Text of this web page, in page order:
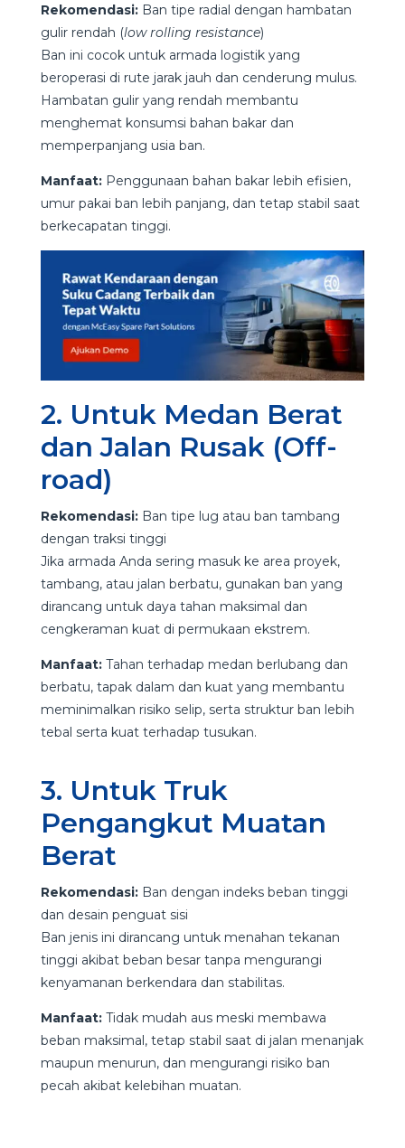
Rekomendasi:Ban tipe radial dengan hambatan
gulir rendah (low rolling resistance)
Ban ini cocok untuk armada logistik yang
beroperasi di rute jarak jauh dan cenderung mulus.
Hambatan gulir yang rendah membantu
menghemat konsumsi bahan bakar dan
memperpanjang usia ban.
Manfaat: Penggunaan bahan bakar lebih efisien,
umur pakai ban lebih panjang, dan tetap stabil saat
berkecapatan tinggi.
2. Untuk Medan Berat
dan Jalan Rusak (Off-
road)
Rekomendasi:Ban tipe lug atau ban tambang
dengan traksi tinggi
Jika armada Anda sering masuk ke area proyek,
tambang, atau jalan berbatu, gunakan ban yang
dirancang untuk daya tahan maksimal dan
cengkeraman kuat di permukaan ekstrem.
Manfaat: Tahan terhadap medan berlubang dan
berbatu, tapak dalam dan kuat yang membantu
meminimalkan risiko selip, serta struktur ban lebih
tebal serta kuat terhadap tusukan.
3. Untuk Truk
Pengangkut Muatan
Berat
Rekomendasi:Ban dengan indeks beban tinggi
dan desain penguat sisi
Ban jenis ini dirancang untuk menahan tekanan
tinggi akibat beban besar tanpa mengurangi
kenyamanan berkendara dan stabilitas.
Manfaat: Tidak mudah aus meski membawa
beban maksimal, tetap stabil saat di jalan menanjak
maupun menurun, dan mengurangi risiko ban
pecah akibat kelebihan muatan.